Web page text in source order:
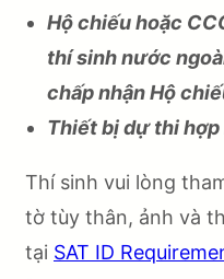
Hộ chiếu hoặc
thí sinh nước
chấp nhận Hộ
Thiết bị dự thi hợp
Thí sinh vui lòng
tờ tùy thân, ảnh và
tại SAT ID